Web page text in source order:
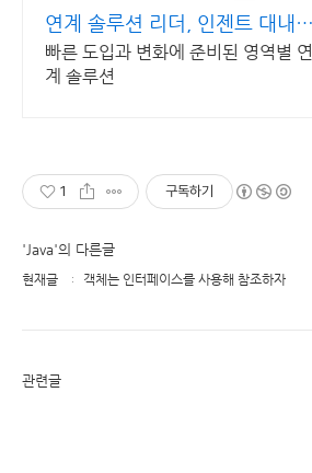
연계 솔루션 리더, 인젠트 대내/
외 채널 맞춤형 연계
빠른 도입과 변화에 준비된 영역별 연
계 솔루션
1 구독하기
'Java'의 다른글
현재글 객체는 인터페이스를 사용해 참조하자
관련글